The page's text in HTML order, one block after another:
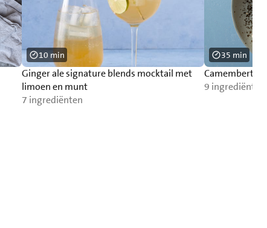
Ginger ale signature blends mocktail met
limoen en munt
7 ingrediënten
10 min
9 ingrediënten
35 min